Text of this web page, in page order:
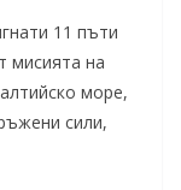
11 пъти
мисията на
море,
сили,